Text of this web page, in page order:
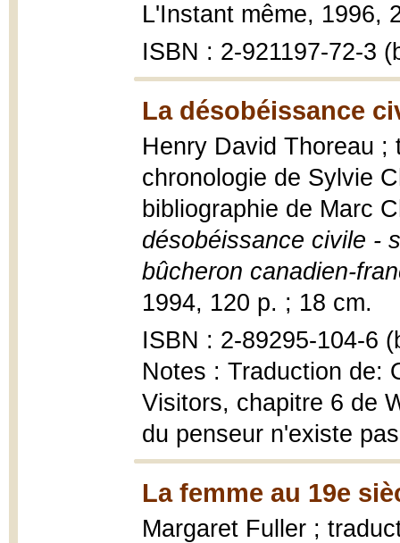
L'Instant même, 1996,
ISBN : 2-921197-72-3
La désobéissance
Henry David Thoreau
chronologie de Sylvie
bibliographie de Marc
désobéissance civile -
bûcheron canadien-
1994, 120 p. ; 18 cm.
ISBN : 2-89295-104-6
Notes : Traduction de:
Visitors, chapitre 6 de
du penseur n'existe
La femme au 19e
Margaret Fuller ;